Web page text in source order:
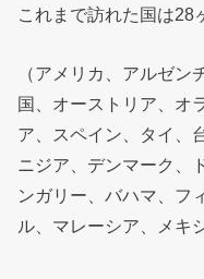
これまで訪れた国は28
（アメリカ、アルゼ
国、オーストリア、オ
ア、スペイン、タイ、
ニジア、デンマーク、
ンガリー、バハマ、フ
ル、マレーシア、メキ